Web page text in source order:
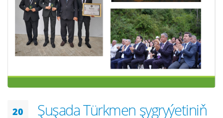
20
Şuşada Türkmen şygryýetiniň